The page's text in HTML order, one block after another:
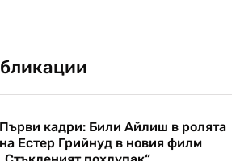
Първи кадри: Били Айлиш в ролята
на Естер Грийнуд в новия филм